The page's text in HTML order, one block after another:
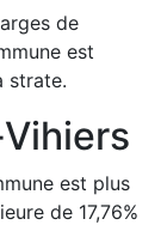
de
est
strate.
est plus
de 17,76%